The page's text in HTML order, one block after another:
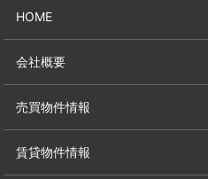
HOME
会社概要
売買物件情報
賃貸物件情報